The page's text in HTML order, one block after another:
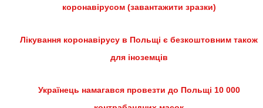
коронавірусом (завантажити зразки)
Лікування коронавірусу в Польщі є безкоштовним також
для іноземців
Українець намагався провезти до Польщі 10 000